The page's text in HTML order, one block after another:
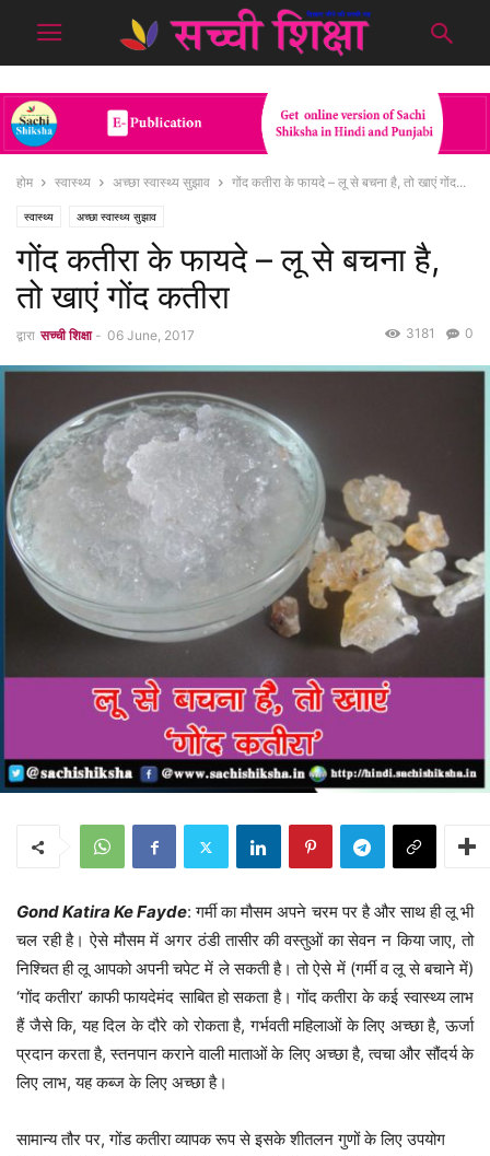
होम स्वास्थ्य अच्छा स्वास्थ्य सुझाव गोंद कतीरा के फायदे – लू से बचना है, तो खाएं गोंद...
स्वास्थ्य अच्छा स्वास्थ्य सुझाव
गोंद कतीरा के फायदे – लू से बचना है,
तो खाएं गोंद कतीरा
द्वारा सच्ची शिक्षा - 06 June, 2017 0
3181
Gond Katira Ke Fayde: गर्मी का मौसम अपने चरम पर है और साथ ही लू भी
चल रही है। ऐसे मौसम में अगर ठंडी तासीर की वस्तुओं का सेवन न किया जाए, तो
निश्चित ही लू आपको अपनी चपेट में ले सकती है। तो ऐसे में (गर्मी व लू से बचाने में)
‘गोंद कतीरा’ काफी फायदेमंद साबित हो सकता है। गोंद कतीरा के कई स्वास्थ्य लाभ
हैं जैसे कि, यह दिल के दौरे को रोकता है, गर्भवती महिलाओं के लिए अच्छा है, ऊर्जा
प्रदान करता है, स्तनपान कराने वाली माताओं के लिए अच्छा है, त्वचा और सौंदर्य के
लिए लाभ, यह कब्ज के लिए अच्छा है।
सामान्य तौर पर, गोंड कतीरा व्यापक रूप से इसके शीतलन गुणों के लिए उपयोग